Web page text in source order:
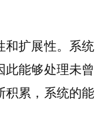
和扩展性。系统
能够处理未曾
积累，系统的能